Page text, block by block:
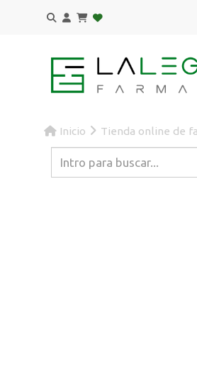
Inicio Tienda online de